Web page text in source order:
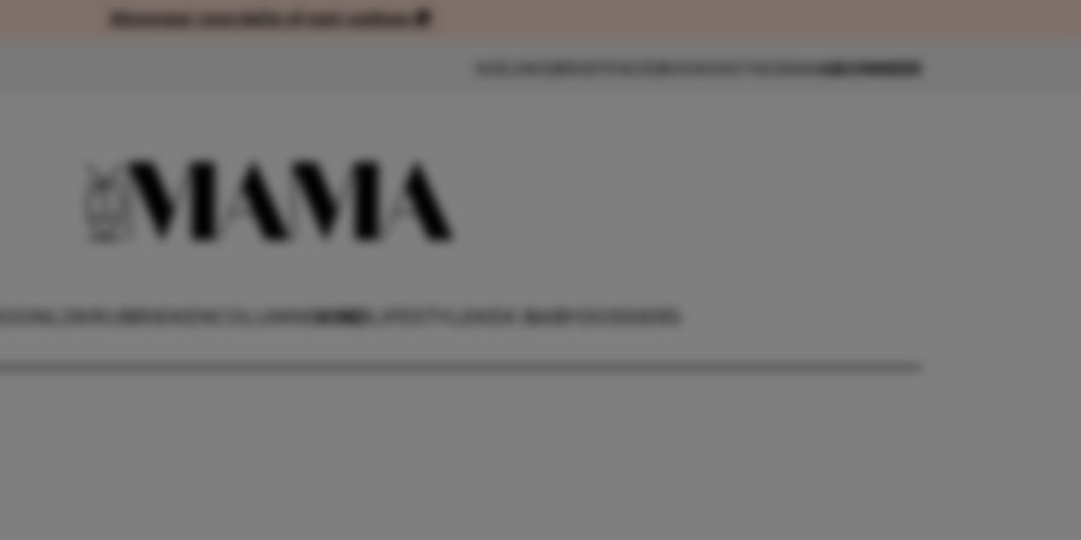
Abonneer voordelig of met cadeau 🎁Abonneer voordelig of met cadeau 🎁
ABONNEER
KIND